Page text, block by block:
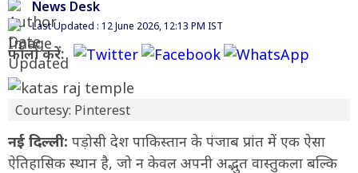
News Desk
Last Updated : 12 June 2026, 12:13 PM IST
फॉलो करें:
Courtesy: Pinterest
नई दिल्ली: पड़ोसी देश पाकिस्तान के पंजाब प्रांत में एक ऐसा
ऐतिहासिक स्थान है, जो न केवल अपनी अद्भुत वास्तुकला बल्कि